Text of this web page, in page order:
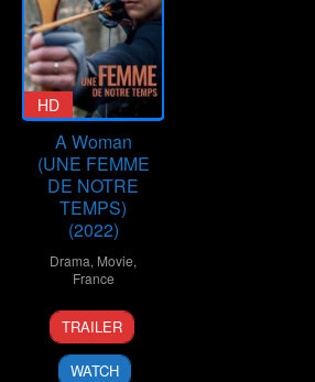
HD
A Woman
(UNE FEMME
DE NOTRE
TEMPS)
(2022)
Drama, Movie,
France
5
Oct
2022
Jean-
Paul
Civeyrac
TRAILER
WATCH